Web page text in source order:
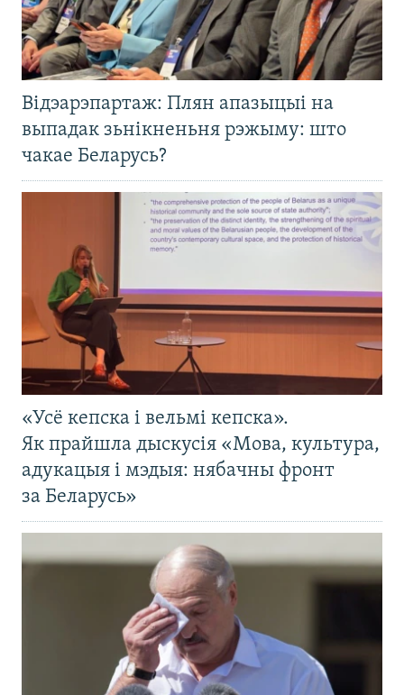
Відэарэпартаж: Плян апазыцыі на
выпадак зьнікненьня рэжыму: што
чакае Беларусь?
«Усё кепска і вельмі кепска».
Як прайшла дыскусія «Мова, культура,
адукацыя і мэдыя: нябачны фронт
за Беларусь»